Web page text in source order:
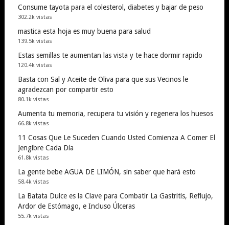
Consume tayota para el colesterol, diabetes y bajar de peso
302.2k vistas
mastica esta hoja es muy buena para salud
139.5k vistas
Estas semillas te aumentan las vista y te hace dormir rapido
120.4k vistas
Basta con Sal y Aceite de Oliva para que sus Vecinos le
agradezcan por compartir esto
80.1k vistas
Aumenta tu memoria, recupera tu visión y regenera los huesos
66.8k vistas
11 Cosas Que Le Suceden Cuando Usted Comienza A Comer El
Jengibre Cada Día
61.8k vistas
La gente bebe AGUA DE LIMÓN, sin saber que hará esto
58.4k vistas
La Batata Dulce es la Clave para Combatir La Gastritis, Reflujo,
Ardor de Estómago, e Incluso Úlceras
55.7k vistas